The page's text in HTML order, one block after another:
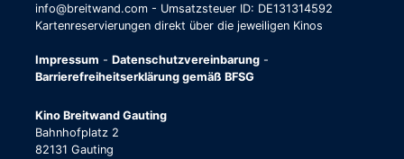
info@breitwand.com - Umsatzsteuer ID: DE131314592
Kartenreservierungen direkt über die jeweiligen Kinos
Impressum - Datenschutzvereinbarung -
Barrierefreiheitserklärung gemäß BFSG
Kino Breitwand Gauting
Bahnhofplatz 2
82131 Gauting